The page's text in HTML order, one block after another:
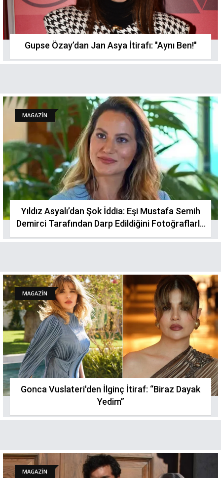
Gupse Özay’dan Jan Asya İtirafı: "Aynı Ben!"
MAGAZİN
Yıldız Asyalı’dan Şok İddia: Eşi Mustafa Semih
Demirci Tarafından Darp Edildiğini Fotoğraflarla
Açıkladı!
MAGAZİN
Gonca Vuslateri'den İlginç İtiraf: “Biraz Dayak
Yedim”
MAGAZİN